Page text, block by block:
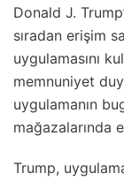
Donald J.
sıradan erişim
uygulamasını
memnuniyet
uygulamanın
mağazalarında
Trump,